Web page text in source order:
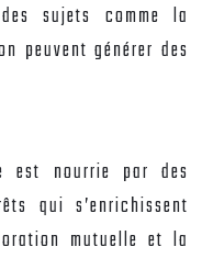
sujets comme la
peuvent générer des
est nourrie par des
qui s’enrichissent
mutuelle et la